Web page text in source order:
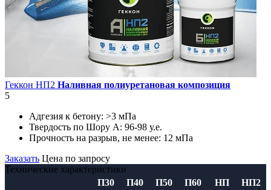
Геккон НП2 Наливная полиуретановая композиция
5
Адгезия к бетону: >3 мПа
Твердость по Шору А: 96-98 у.е.
Прочность на разрыв, не менее: 12 мПа
Заказать Цена по запросу
Технические характеристики
П30
П40 П50 П60 НП
НП2